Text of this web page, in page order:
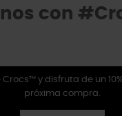
con
Crocs™ y disfruta de un
próxima compra.